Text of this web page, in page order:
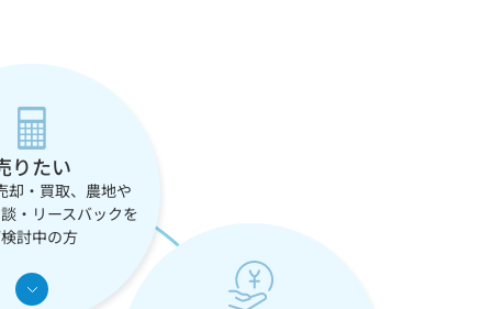
りたい
却・買取、農地や
・リースバックを
討中の方